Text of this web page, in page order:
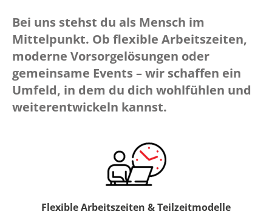
Bei uns stehst du als Mensch im
Mittelpunkt. Ob flexible Arbeitszeiten,
moderne Vorsorgelösungen oder
gemeinsame Events – wir schaffen ein
Umfeld, in dem du dich wohlfühlen und
weiterentwickeln kannst.
Flexible Arbeitszeiten & Teilzeitmodelle